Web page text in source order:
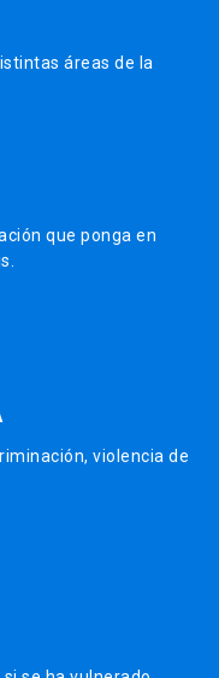
áreas de la
que ponga en
violencia de